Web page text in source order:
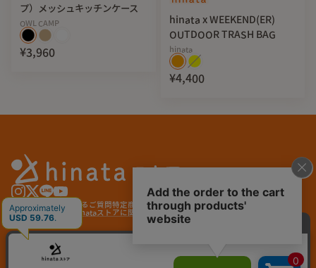
日本人の手に合った厚さと形状でしっかりと握れる。
４.絶妙な重厚感と挟む力
本体の重さは約370gで人が心地良く扱いやすい重さを実現。
トングの開閉の強さは強すぎず弱すぎず、力を入れなくても
しっかりと薪を掴める。
プ）メッシュキッチンケース
OWL CAMP
¥3,960
hinata x WEEKEND(ER)
OUTDOOR TRASH BAG
hinata
¥4,400
ご利用ガイド よくあるご質問特定商取引法に基づく表記プライバシーポリシー
サービス利用規約
hinataストアに関する特約